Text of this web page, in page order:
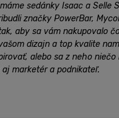
sedánky Isaac a
značky PowerBar,
aby sa vám nakupovalo
dizajn a top kvalite
alebo sa z neho
marketér a podnikateľ.